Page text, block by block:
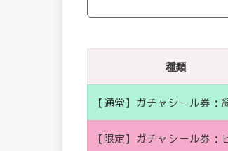
種類
【通常】ガチャシール券：
【限定】ガチャシール券：